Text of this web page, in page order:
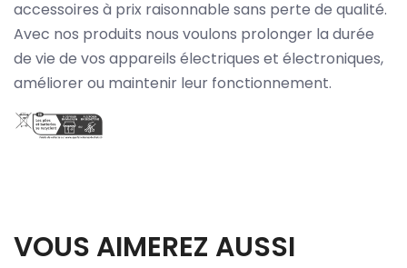
accessoires à prix raisonnable sans perte de qualité.
Avec nos produits nous voulons prolonger la durée
de vie de vos appareils électriques et électroniques,
améliorer ou maintenir leur fonctionnement.
VOUS AIMEREZ AUSSI